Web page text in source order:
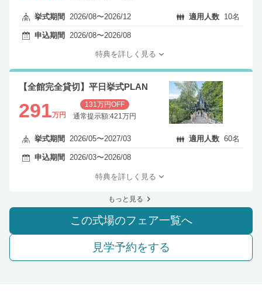
挙式期間 2026/08〜2026/12 適用人数 10名
申込期間 2026/08〜2026/08
特典を詳しく見る
【全館完全貸切】平日挙式PLAN
291万円
131万円OFF
通常提示額:421万円
挙式期間 2026/05〜2027/03 適用人数 60名
申込期間 2026/03〜2026/08
特典を詳しく見る
もっと見る
この式場のフェア一覧へ
見学予約をする